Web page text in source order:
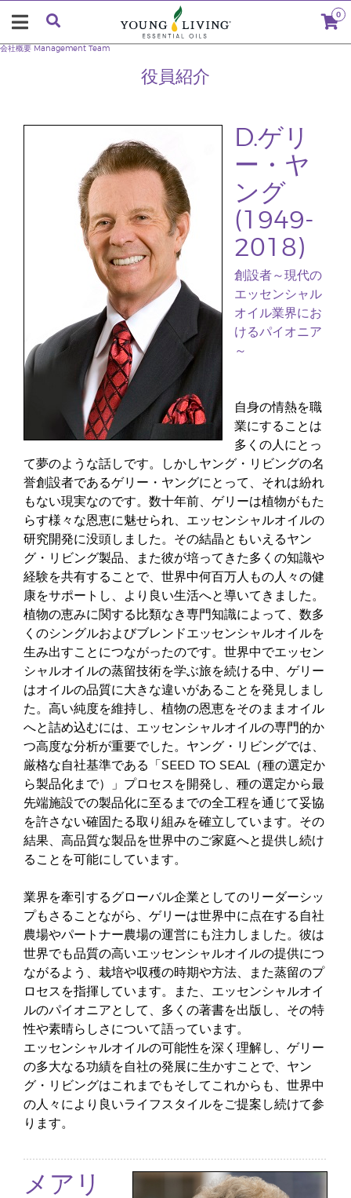
0
役員紹介
会社概要 Management Team
D.ゲリ
ー・ヤ
ング
(1949-
2018)
創設者～現代の
エッセンシャル
オイル業界にお
けるパイオニア
～
自身の情熱を職
業にすることは
多くの人にとっ
て夢のような話しです。しかしヤング・リビングの名
誉創設者であるゲリー・ヤングにとって、それは紛れ
もない現実なのです。数十年前、ゲリーは植物がもた
らす様々な恩恵に魅せられ、エッセンシャルオイルの
研究開発に没頭しました。その結晶ともいえるヤン
グ・リビング製品、また彼が培ってきた多くの知識や
経験を共有することで、世界中何百万人もの人々の健
康をサポートし、より良い生活へと導いてきました。
植物の恵みに関する比類なき専門知識によって、数多
くのシングルおよびブレンドエッセンシャルオイルを
生み出すことにつながったのです。世界中でエッセン
シャルオイルの蒸留技術を学ぶ旅を続ける中、ゲリー
はオイルの品質に大きな違いがあることを発見しまし
た。高い純度を維持し、植物の恩恵をそのままオイル
へと詰め込むには、エッセンシャルオイルの専門的か
つ高度な分析が重要でした。ヤング・リビングでは、
厳格な自社基準である「SEED TO SEAL（種の選定か
ら製品化まで）」プロセスを開発し、種の選定から最
先端施設での製品化に至るまでの全工程を通じて妥協
を許さない確固たる取り組みを確立しています。その
結果、高品質な製品を世界中のご家庭へと提供し続け
ることを可能にしています。
業界を牽引するグローバル企業としてのリーダーシッ
プもさることながら、ゲリーは世界中に点在する自社
農場やパートナー農場の運営にも注力しました。彼は
世界でも品質の高いエッセンシャルオイルの提供につ
ながるよう、栽培や収穫の時期や方法、また蒸留のプ
ロセスを指揮しています。また、エッセンシャルオイ
ルのパイオニアとして、多くの著書を出版し、その特
性や素晴らしさについて語っています。
エッセンシャルオイルの可能性を深く理解し、ゲリー
の多大なる功績を自社の発展に生かすことで、ヤン
グ・リビングはこれまでもそしてこれからも、世界中
の人々により良いライフスタイルをご提案し続けて参
ります。
メアリ